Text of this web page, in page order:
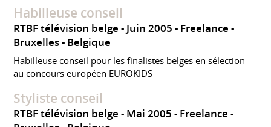
Habilleuse conseil
RTBF télévision belge Juin 2005 Freelance
Bruxelles
Belgique
Habilleuse conseil pour les finalistes belges en sélection
au concours européen EUROKIDS
Styliste conseil
RTBF télévision belge Mai 2005 Freelance